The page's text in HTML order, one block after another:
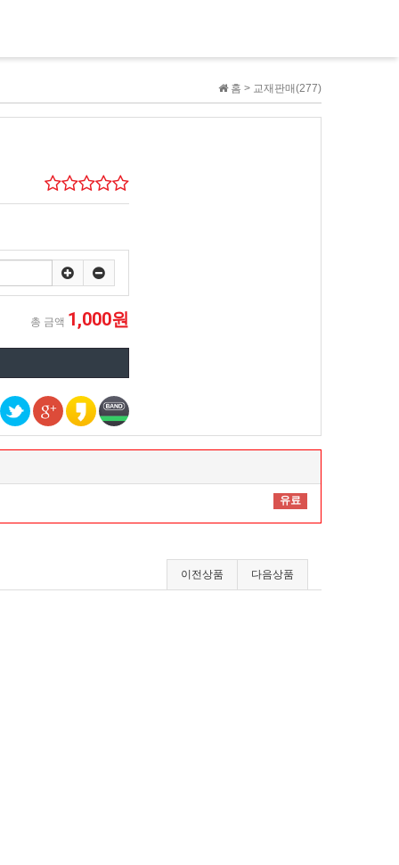
홈 > 교재판매(277)
총 금액 1,000원
유료
다음상품
이전상품